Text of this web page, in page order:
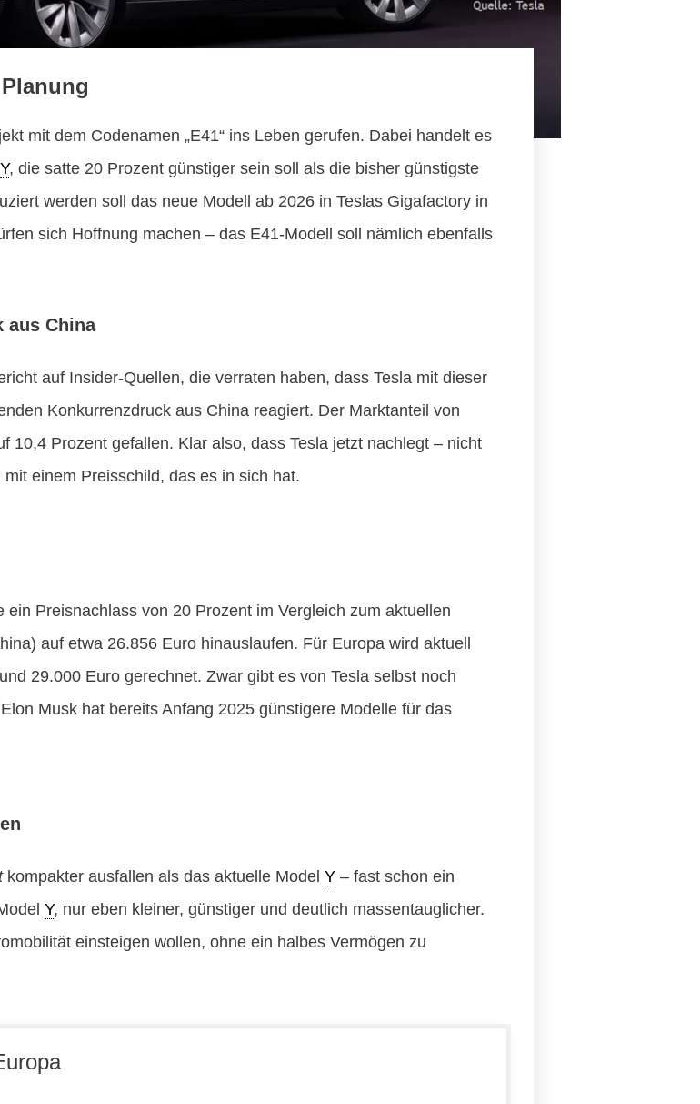
mit dem Codenamen „E41“ ins Leben gerufen. Dabei handelt es
Y, die satte 20 Prozent günstiger sein soll als die bisher günstigste
werden soll das neue Modell ab 2026 in Teslas Gigafactory in
sich Hoffnung machen – das E41-Modell soll nämlich ebenfalls
aus China
auf Insider-Quellen, die verraten haben, dass Tesla mit dieser
Konkurrenzdruck aus China reagiert. Der Marktanteil von
10,4 Prozent gefallen. Klar also, dass Tesla jetzt nachlegt – nicht
einem Preisschild, das es in sich hat.
Preisnachlass von 20 Prozent im Vergleich zum aktuellen
auf etwa 26.856 Euro hinauslaufen. Für Europa wird aktuell
29.000 Euro gerechnet. Zwar gibt es von Tesla selbst noch
Musk hat bereits Anfang 2025 günstigere Modelle für das
kompakter ausfallen als das aktuelle Model Y – fast schon ein
Y, nur eben kleiner, günstiger und deutlich massentauglicher.
einsteigen wollen, ohne ein halbes Vermögen zu